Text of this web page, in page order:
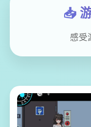
📥
感受